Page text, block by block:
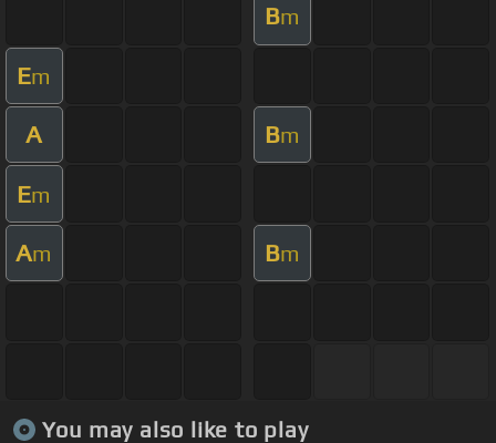
Bm
Em
A Bm
Em
Am Bm
You may also like to play